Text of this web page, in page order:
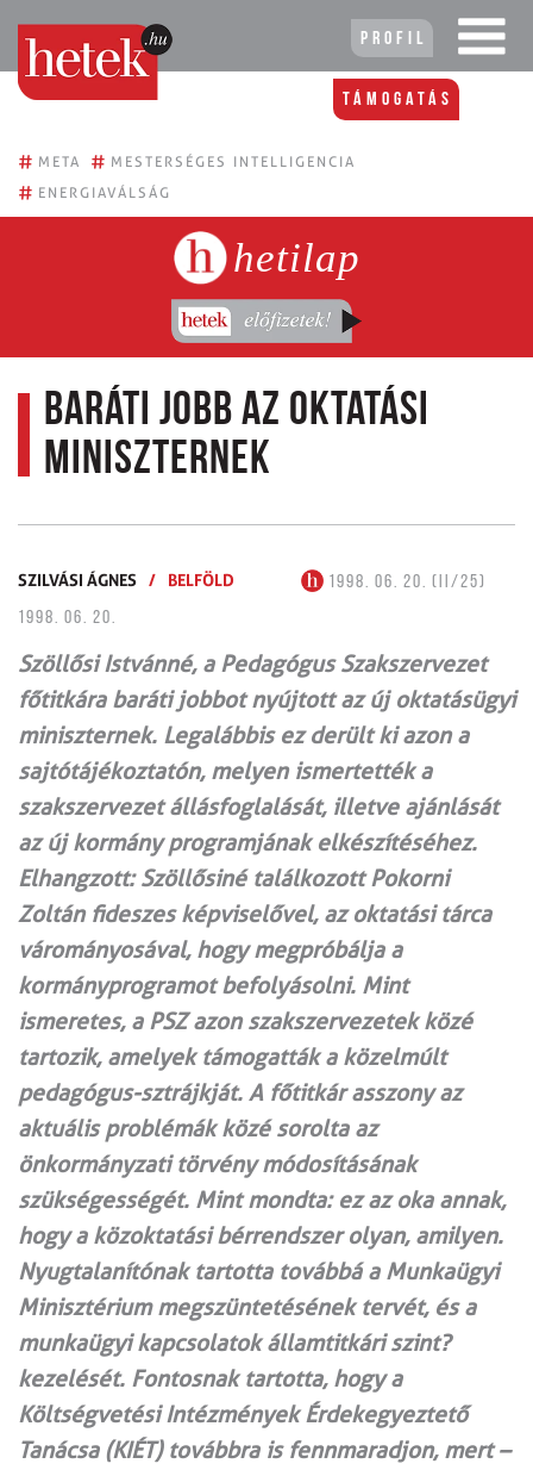
Profil
Támogatás
# META # MESTERSÉGES INTELLIGENCIA
# ENERGIAVÁLSÁG
hetilap
Baráti jobb az oktatási
miniszternek
SZILVÁSI ÁGNES / BELFÖLD
1998. 06. 20. (II/25)
1998. 06. 20.
Szöllősi Istvánné, a Pedagógus Szakszervezet
főtitkára baráti jobbot nyújtott az új oktatásügyi
miniszternek. Legalábbis ez derült ki azon a
sajtótájékoztatón, melyen ismertették a
szakszervezet állásfoglalását, illetve ajánlását
az új kormány programjának elkészítéséhez.
Elhangzott: Szöllősiné találkozott Pokorni
Zoltán fideszes képviselővel, az oktatási tárca
várományosával, hogy megpróbálja a
kormányprogramot befolyásolni. Mint
ismeretes, a PSZ azon szakszervezetek közé
tartozik, amelyek támogatták a közelmúlt
pedagógus-sztrájkját. A főtitkár asszony az
aktuális problémák közé sorolta az
önkormányzati törvény módosításának
szükségességét. Mint mondta: ez az oka annak,
hogy a közoktatási bérrendszer olyan, amilyen.
Nyugtalanítónak tartotta továbbá a Munkaügyi
Minisztérium megszüntetésének tervét, és a
munkaügyi kapcsolatok államtitkári szint?
kezelését. Fontosnak tartotta, hogy a
Költségvetési Intézmények Érdekegyeztető
Tanácsa (KIÉT) továbbra is fennmaradjon, mert –